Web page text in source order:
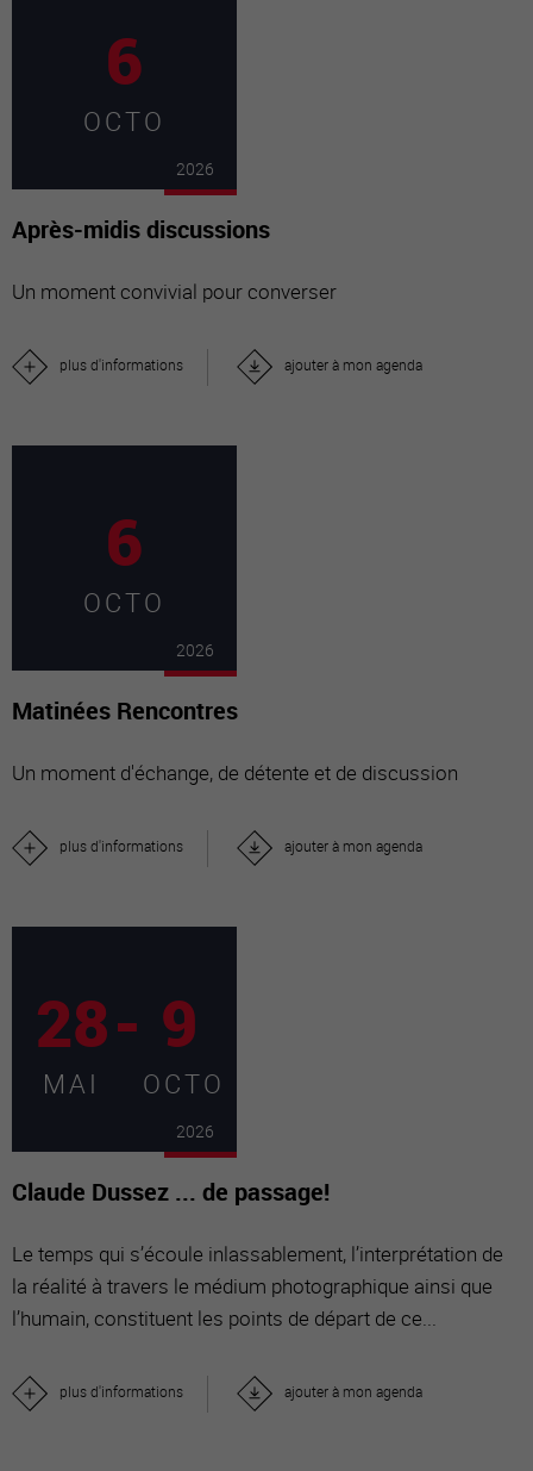
6
OCTO
2026
Après-midis discussions
Un moment convivial pour converser
plus d'informations ajouter à mon agenda
6
OCTO
2026
Matinées Rencontres
Un moment d'échange, de détente et de discussion
plus d'informations ajouter à mon agenda
28- 9
MAI OCTO
2026
Claude Dussez ... de passage!
Le temps qui s’écoule inlassablement, l’interprétation de
la réalité à travers le médium photographique ainsi que
l’humain, constituent les points de départ de ce...
plus d'informations ajouter à mon agenda